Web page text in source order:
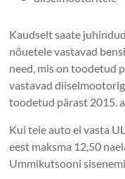
Kaudselt saate
nõuetele vastavad
need, mis on toodetud
vastavad
toodetud pärast 2015.
Kui teie auto ei vasta
eest maksma 12,50
Ummikutsooni